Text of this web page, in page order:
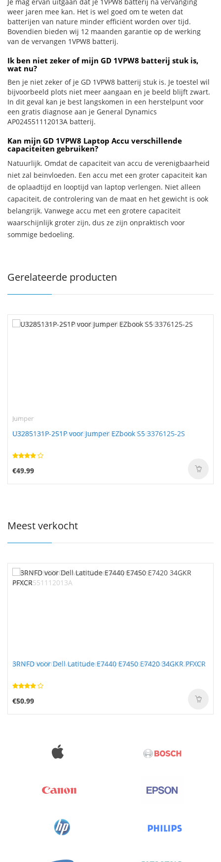
weer jaren mee kan. Het is wel goed om te weten dat
batterijen van nature minder efficiënt worden over tijd.
Bovendien bieden wij 12 maanden garantie op de werking
van de vervangen 1VPW8 batterij.
Ik ben niet zeker of mijn GD 1VPW8 batterij stuk is,
wat nu?
Ben je niet zeker of je GD 1VPW8 batterij stuk is. Je toestel wil
bijvoorbeeld plots niet meer aangaan en je beeld blijft zwart.
In dit geval kan je best langskomen in een herstelpunt voor
een gratis diagnose aan je General Dynamics
AP024551112013A batterij.
Kan mijn GD 1VPW8 Laptop Accu verschillende
capaciteiten gebruiken?
Natuurlijk. Omdat de capaciteit van accu de verenigbaarheid
niet zal beïnvloeden. Een accu met een groter capaciteit kan
de oplaadtijd en looptijd van laptop verlengen. Niet alleen
capaciteit, de controlering van de maat en het gewicht is ook
belangrijk. Vanwege accu met een grotere capaciteit
waarschijnlijk groter zijn, dus ze zijn onpraktisch voor
sommige bedoeling.
Gerelateerde producten
Jumper
U3285131P-2S1P voor Jumper EZbook S5 3376125-2S
€49.99
Meest verkocht
3RNFD voor Dell Latitude E7440 E7450 E7420 34GKR PFXCR
€50.99